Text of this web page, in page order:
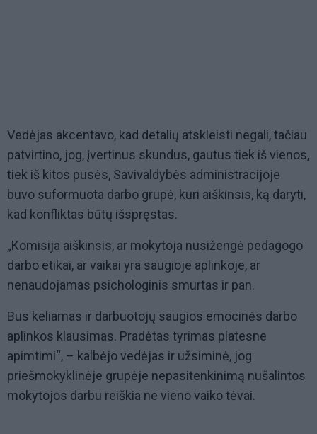
Vedėjas akcentavo, kad detalių atskleisti negali, tačiau
patvirtino, jog, įvertinus skundus, gautus tiek iš vienos,
tiek iš kitos pusės, Savivaldybės administracijoje
buvo suformuota darbo grupė, kuri aiškinsis, ką daryti,
kad konfliktas būtų išspręstas.
„Komisija aiškinsis, ar mokytoja nusižengė pedagogo
darbo etikai, ar vaikai yra saugioje aplinkoje, ar
nenaudojamas psichologinis smurtas ir pan.
Bus keliamas ir darbuotojų saugios emocinės darbo
aplinkos klausimas. Pradėtas tyrimas platesne
apimtimi“, – kalbėjo vedėjas ir užsiminė, jog
priešmokyklinėje grupėje nepasitenkinimą nušalintos
mokytojos darbu reiškia ne vieno vaiko tėvai.